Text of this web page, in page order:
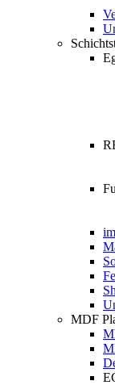
MDF